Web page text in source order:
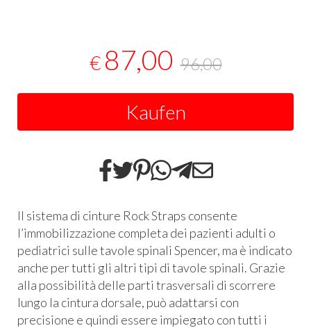
€ 87,00 96,00
Kaufen
Il sistema di cinture Rock Straps consente
l’immobilizzazione completa dei pazienti adulti o
pediatrici sulle tavole spinali Spencer, ma è indicato
anche per tutti gli altri tipi di tavole spinali. Grazie
alla possibilità delle parti trasversali di scorrere
lungo la cintura dorsale, può adattarsi con
precisione e quindi essere impiegato con tutti i